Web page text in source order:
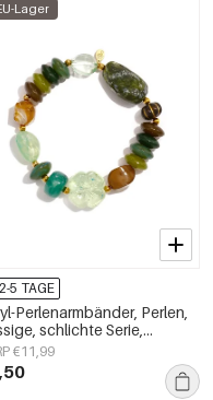
Lager
2-5 TAGE
Perlenarmbänder, Perlen,
schlichte Serie,
€11,99